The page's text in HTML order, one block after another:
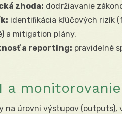
zhoda: dodržiavanie
identifikácia kľúčových rizík
a mitigation plány.
a reporting: pravidelné
a
na úrovni výstupov (outputs),